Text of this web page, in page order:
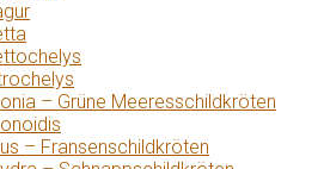
– Grüne Meeresschildkröten
– Fransenschildkröten